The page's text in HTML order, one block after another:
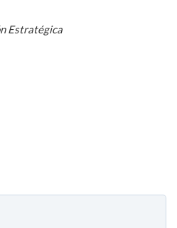
Estratégica